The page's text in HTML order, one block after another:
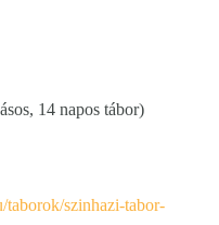
14 napos tábor)
taborok/szinhazi-tabor-